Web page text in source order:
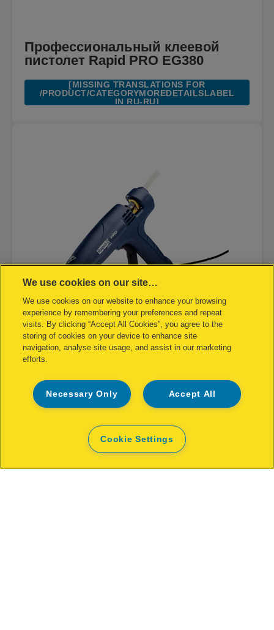
Профессиональный клеевой
пистолет Rapid PRO EG380
[MISSING TRANSLATIONS FOR
/PRODUCT/CATEGORYMOREDETAILSLABEL
IN RU-RU]
Профессиональный клеевой
пистолет Rapid PRO EG320
[MISSING TRANSLATIONS FOR
/PRODUCT/CATEGORYMOREDETAILSLABEL
We use cookies on our site…
We use cookies on our website to enhance your browsing
experience by remembering your preferences and repeat
visits. By clicking “Accept All Cookies”, you agree to the
storing of cookies on your device to enhance site
navigation, analyse site usage, and assist in our marketing
efforts.
Accept All
Necessary Only
Cookie Settings